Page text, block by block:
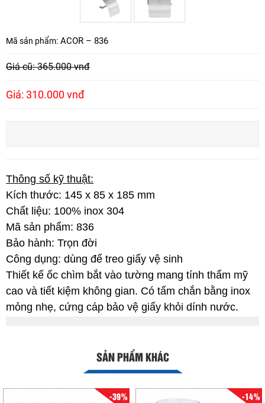
Mã sản phẩm: ACOR – 836
Giá cũ: 365.000 vnđ
Giá: 310.000 vnđ
Thông số kỹ thuật:
Kích thước: 145 x 85 x 185 mm
Chất liệu: 100% inox 304
Mã sản phẩm: 836
Bảo hành: Trọn đời
Công dụng: dùng để treo giấy vệ sinh
Thiết kế ốc chìm bắt vào tường mang tính thẩm mỹ
cao và tiết kiệm không gian. Có tấm chắn bằng inox
mỏng nhẹ, cứng cáp bảo vệ giấy khỏi dính nước.
SẢN PHẨM KHÁC
-39% -14%